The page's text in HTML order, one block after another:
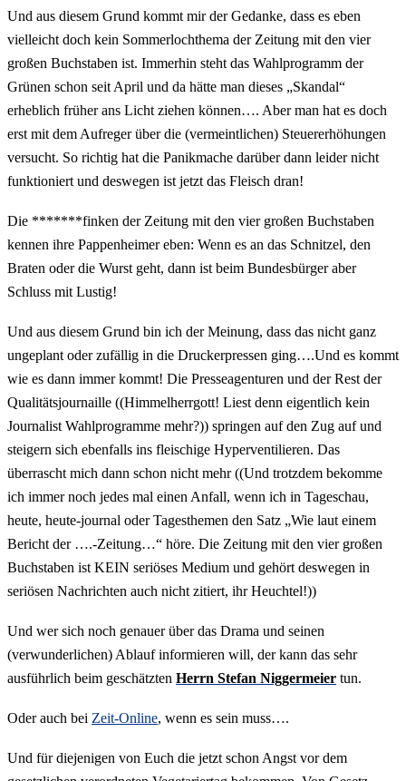
Und aus diesem Grund kommt mir der Gedanke, dass es eben
vielleicht doch kein Sommerlochthema der Zeitung mit den vier
großen Buchstaben ist. Immerhin steht das Wahlprogramm der
Grünen schon seit April und da hätte man dieses „Skandal“
erheblich früher ans Licht ziehen können…. Aber man hat es doch
erst mit dem Aufreger über die (vermeintlichen) Steuererhöhungen
versucht. So richtig hat die Panikmache darüber dann leider nicht
funktioniert und deswegen ist jetzt das Fleisch dran!
Die *******finken der Zeitung mit den vier großen Buchstaben
kennen ihre Pappenheimer eben: Wenn es an das Schnitzel, den
Braten oder die Wurst geht, dann ist beim Bundesbürger aber
Schluss mit Lustig!
Und aus diesem Grund bin ich der Meinung, dass das nicht ganz
ungeplant oder zufällig in die Druckerpressen ging….Und es kommt
wie es dann immer kommt! Die Presseagenturen und der Rest der
Qualitätsjournaille ((Himmelherrgott! Liest denn eigentlich kein
Journalist Wahlprogramme mehr?)) springen auf den Zug auf und
steigern sich ebenfalls ins fleischige Hyperventilieren. Das
überrascht mich dann schon nicht mehr ((Und trotzdem bekomme
ich immer noch jedes mal einen Anfall, wenn ich in Tageschau,
heute, heute-journal oder Tagesthemen den Satz „Wie laut einem
Bericht der ….-Zeitung…“ höre. Die Zeitung mit den vier großen
Buchstaben ist KEIN seriöses Medium und gehört deswegen in
seriösen Nachrichten auch nicht zitiert, ihr Heuchtel!))
Und wer sich noch genauer über das Drama und seinen
(verwunderlichen) Ablauf informieren will, der kann das sehr
ausführlich beim geschätzten Herrn Stefan Niggermeier tun.
Oder auch bei Zeit-Online, wenn es sein muss….
Und für diejenigen von Euch die jetzt schon Angst vor dem